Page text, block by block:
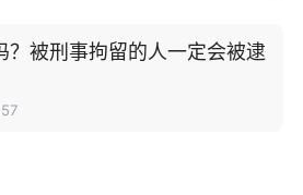
？被刑事拘留的人一定会被逮